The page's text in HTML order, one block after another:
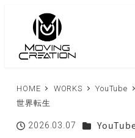
HOME WORKS YouTube
世界転生
投稿日
2026.03.07 カテゴリー